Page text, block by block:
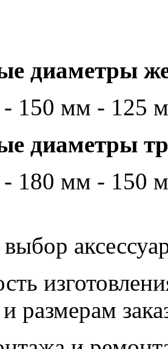
диаметры
150 мм - 125
диаметры
180 мм - 150
размерам